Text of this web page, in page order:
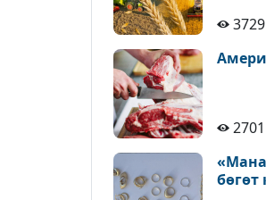
3729
2701
бөгөт